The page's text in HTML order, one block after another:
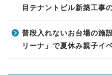
目テナントビル新築工事
普段入れないお台場の施
リーナ」で夏休み親子イ